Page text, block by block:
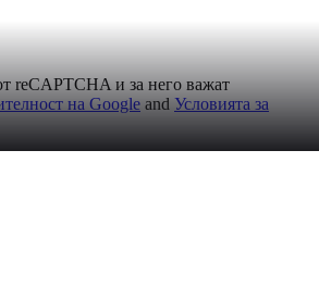
reCAPTCHA и за него важат
на Google and Условията за